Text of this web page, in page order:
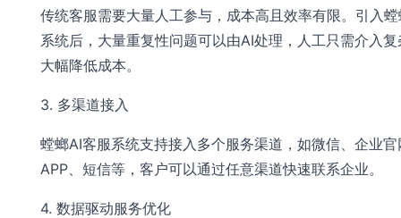
传统客服需要大量人工参与，成本高且效率有限。引入
系统后，大量重复性问题可以由AI处理，人工只需介入
大幅降低成本。
3. 多渠道接入
螳螂AI客服系统支持接入多个服务渠道，如微信、企业
APP、短信等，客户可以通过任意渠道快速联系企业。
4. 数据驱动服务优化